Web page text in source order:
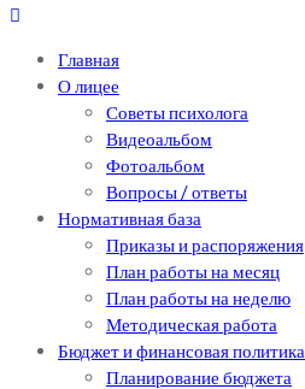
Главная
О лицее
Советы психолога
Видеоальбом
Фотоальбом
Вопросы / ответы
Нормативная база
Приказы и распоряжения
План работы на месяц
План работы на неделю
Методическая работа
Бюджет и финансовая политика
Планирование бюджета